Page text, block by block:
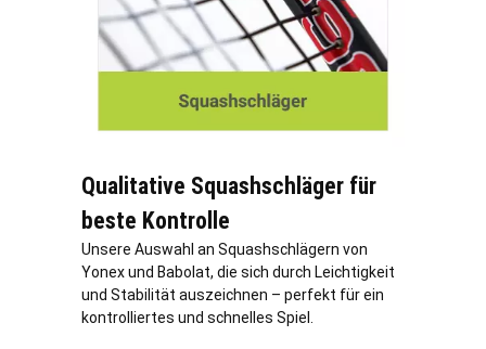
Qualitative Squashschläger für
beste Kontrolle
Unsere Auswahl an Squashschlägern von
Yonex und Babolat, die sich durch Leichtigkeit
und Stabilität auszeichnen – perfekt für ein
kontrolliertes und schnelles Spiel.